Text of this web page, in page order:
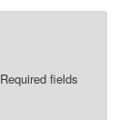
Required fields